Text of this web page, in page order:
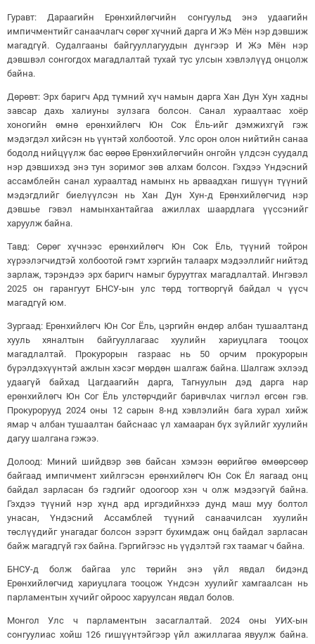
Гуравт: Дараагийн Ерөнхийлөгчийн сонгуульд энэ удаагийн
импичментийг санаачлагч сөрөг хүчний дарга И Жэ Мён нэр дэвшиж
магадгүй. Судалгааны байгууллагуудын дүнгээр И Жэ Мён нэр
дэвшвэл сонгогдох магадлалтай тухай тус улсын хэвлэлүүд онцолж
байна.
Дөрөвт: Эрх баригч Ард түмний хүч намын дарга Хан Дун Хун хадны
завсар дахь халиуны зулзага болсон. Санал хураалтаас хоёр
хоногийн өмнө ерөнхийлөгч Юн Сок Ёль-ийг дэмжихгүй гэж
мэдэгдэл хийсэн нь үүнтэй холбоотой. Улс орон олон нийтийн санаа
бодолд нийцүүлж бас өөрөө Ерөнхийлөгчийн онгойн үлдсэн суудалд
нэр дэвшихэд энэ тун зоримог зөв алхам болсон. Гэхдээ Үндэсний
ассамблейн санал хураалтад намынх нь арваадхан гишүүн түүний
мэдэгдлийг биелүүлсэн нь Хан Дун Хун-д Ерөнхийлөгчид нэр
дэвшье гэвэл намынхантайгаа ажиллах шаардлага үүссэнийг
харуулж байна.
Тавд: Сөрөг хүчнээс ерөнхийлөгч Юн Сок Ёль, түүний тойрон
хүрээлэгчидтэй холбоотой гэмт хэргийн талаарх мэдээллийг нийтэд
зарлаж, тэрэндээ эрх баригч намыг буруутгах магадлалтай. Ингэвэл
2025 он гарангуут БНСУ-ын улс төрд тогтворгүй байдал ч үүсч
магадгүй юм.
Зургаад: Ерөнхийлөгч Юн Сог Ёль, цэргийн өндөр албан тушаалтанд
хууль хяналтын байгууллагаас хуулийн хариуцлага тооцох
магадлалтай. Прокурорын газраас нь 50 орчим прокурорын
бүрэлдэхүүнтэй ажлын хэсэг мөрдөн шалгаж байна. Шалгаж эхлээд
удаагүй байхад Цагдаагийн дарга, Тагнуулын дэд дарга нар
ерөнхийлөгч Юн Сог Ёль улстөрчдийг баривчлах чиглэл өгсөн гэв.
Прокурорууд 2024 оны 12 сарын 8-нд хэвлэлийн бага хурал хийж
ямар ч албан тушаалтан байснаас үл хамааран бүх зүйлийг хуулийн
дагуу шалгана гэжээ.
Долоод: Миний шийдвэр зөв байсан хэмээн өөрийгөө өмөөрсөөр
байгаад импичмент хийлгэсэн ерөнхийлөгч Юн Сок Ёл яагаад онц
байдал зарласан бэ гэдгийг одоогоор хэн ч олж мэдээгүй байна.
Гэхдээ түүний нэр хүнд ард иргэдийнхээ дунд маш муу болтол
унасан, Үндэсний Ассамблей түүний санаачилсан хуулийн
төслүүдийг унагадаг болсон зэрэгт бухимдаж онц байдал зарласан
байж магадгүй гэх байна. Гэргийгээс нь үүдэлтэй гэх таамаг ч байна.
БНСУ-д болж байгаа улс төрийн энэ үйл явдал бидэнд
Ерөнхийлөгчид хариуцлага тооцож Үндсэн хуулийг хамгаалсан нь
парламентын хүчийг ойроос харуулсан явдал болов.
Монгол Улс ч парламентын засаглалтай. 2024 оны УИХ-ын
сонгуулиас хойш 126 гишүүнтэйгээр үйл ажиллагаа явуулж байна.